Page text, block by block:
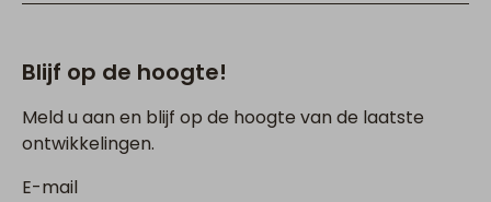
Blijf op de hoogte!
Meld u aan en blijf op de hoogte van de laatste
ontwikkelingen.
E-mail